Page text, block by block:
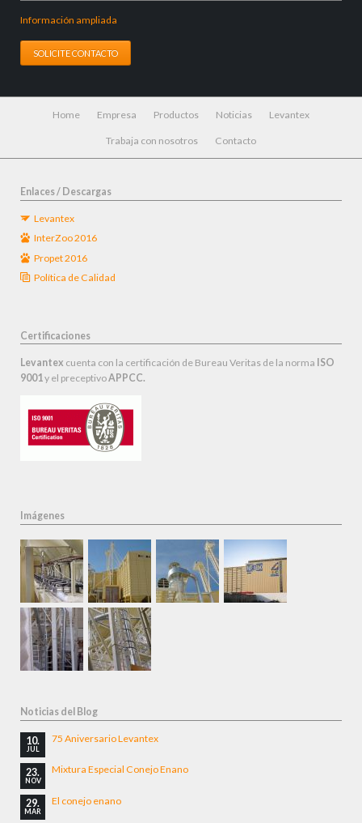
Información ampliada
SOLICITE CONTACTO
Saltar
Home Empresa Productos Noticias Levantex
Trabaja con nosotros Contacto
Enlaces / Descargas
Levantex
InterZoo 2016
Propet 2016
Política de Calidad
Certificaciones
Levantex cuenta con la certificación de Bureau Veritas de la norma ISO
9001 y el preceptivoAPPCC.
Imágenes
Noticias del Blog
10.
JUL
75 Aniversario Levantex
23.
NOV
Mixtura Especial Conejo Enano
29.
MAR
El conejo enano